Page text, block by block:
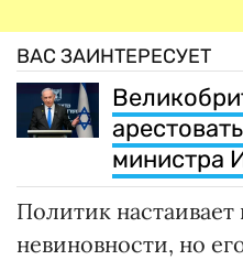
ВАС ЗАИНТЕРЕСУЕТ
министра
Политик настаивает
невиновности, но